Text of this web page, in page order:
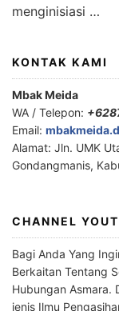
menginisiasi …
KONTAK KAMI
Mbak Meida
WA / Telepon:
Email:
Alamat: Jln. UMK
Gondangmanis,
CHANNEL
Bagi Anda Yang
Berkaitan Tentang
Hubungan Asmara.
jenis Ilmu